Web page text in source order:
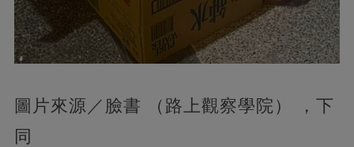
圖片來源／臉書 （路上觀察學院） ，下
同